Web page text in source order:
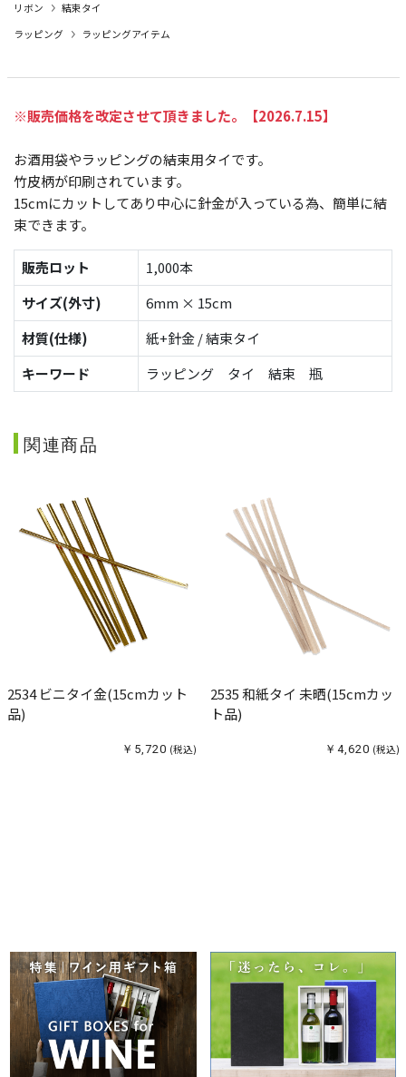
リボン
結束タイ
ラッピング
ラッピングアイテム
※販売価格を改定させて頂きました。【2026.7.15】
お酒用袋やラッピングの結束用タイです。
竹皮柄が印刷されています。
15cmにカットしてあり中心に針金が入っている為、簡単に結
束できます。
販売ロット
1,000本
サイズ(外寸)
6mm × 15cm
材質(仕様)
紙+針金 / 結束タイ
キーワード
ラッピング タイ 結束 瓶
関連商品
2534 ビニタイ金(15cmカット
品)
￥5,720 (税込)
2535 和紙タイ 未晒(15cmカッ
ト品)
￥4,620 (税込)